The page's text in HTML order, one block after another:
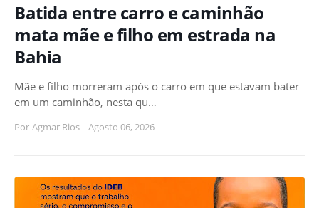
Batida entre carro e caminhão
mata mãe e filho em estrada na
Bahia
Mãe e filho morreram após o carro em que estavam bater
em um caminhão, nesta qu…
Por Agmar Rios - Agosto 06, 2026